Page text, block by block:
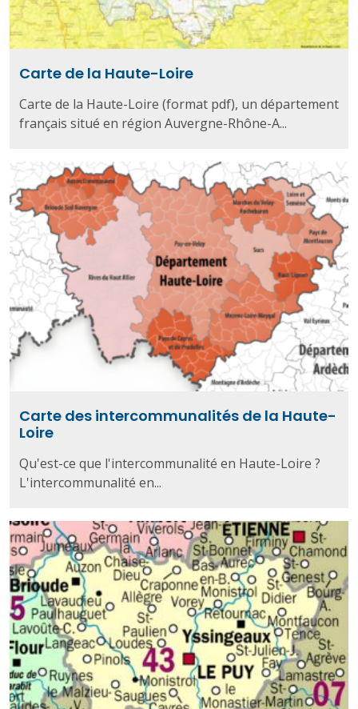
Carte de la Haute-Loire
Carte de la Haute-Loire (format pdf), un département
français situé en région Auvergne-Rhône-A...
Carte des intercommunalités de la Haute-
Loire
Qu'est-ce que l'intercommunalité en Haute-Loire ?
L'intercommunalité en...